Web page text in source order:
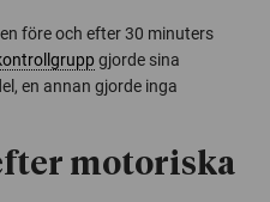
före och efter 30 minuters
gjorde sina
en annan gjorde inga
motoriska